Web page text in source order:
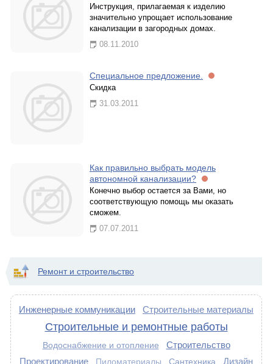
Инструкция, прилагаемая к изделию
значительно упрощает использование
канализации в загородных домах.
08.11.2010
Специальное предложение.
Скидка
31.03.2011
Как правильно выбрать модель
автономной канализации?
Конечно выбор остается за Вами, но
соответствующую помощь мы оказать
сможем.
07.07.2011
Ремонт и строительство
Инженерные коммуникации Строительные материалы
Строительные и ремонтные работы
Водоснабжение и отопление
Строительство
Проектирование
Пиломатериалы Сантехника Дизайн